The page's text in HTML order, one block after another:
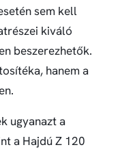
sem kell
kiváló
beszerezhetők.
hanem a
ugyanazt a
a Hajdú Z 120